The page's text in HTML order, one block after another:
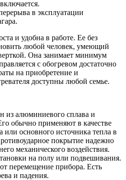
в эксплуатации
и удобна в работе. Ее без
любой человек, умеющий
Она занимает минимум
с обогревом достаточно
на приобретение и
доступны любой семье.
из алюминиевого сплава и
обычно применяют в качестве
или основного источника тепла в
покрытие надежно
механического воздействия.
на полу или подвешивания.
перемещение прибора. Есть
и падения.